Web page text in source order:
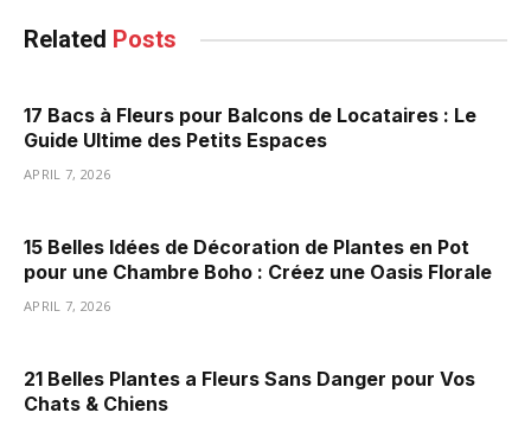
Related Posts
17 Bacs à Fleurs pour Balcons de Locataires : Le
Guide Ultime des Petits Espaces
APRIL 7, 2026
15 Belles Idées de Décoration de Plantes en Pot
pour une Chambre Boho : Créez une Oasis Florale
APRIL 7, 2026
21 Belles Plantes a Fleurs Sans Danger pour Vos
Chats & Chiens